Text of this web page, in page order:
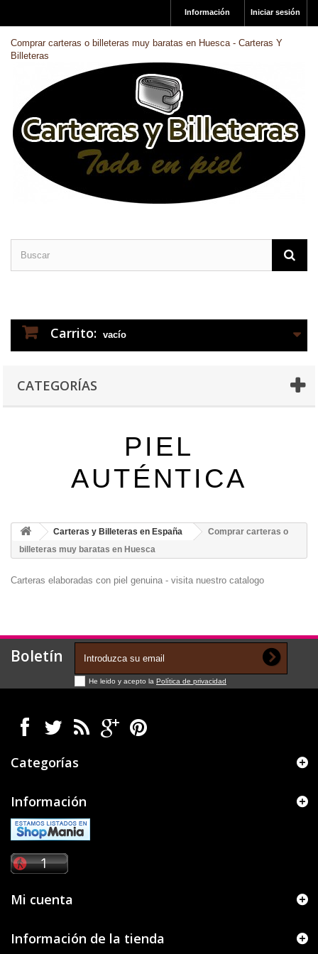
Iniciar sesión
Información
Comprar carteras o billeteras muy baratas en Huesca - Carteras Y
Billeteras
Carrito: vacío
CATEGORÍAS
PIEL
AUTÉNTICA
Carteras y Billeteras en España
Comprar carteras o
billeteras muy baratas en Huesca
Carteras elaboradas con piel genuina - visita nuestro catalogo
Boletín
He leido y acepto la Política de privacidad
Categorías
Información
Mi cuenta
Información de la tienda